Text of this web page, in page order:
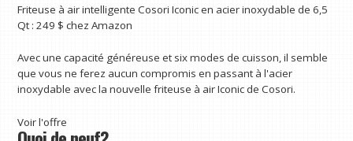
Friteuse à air intelligente Cosori Iconic en acier inoxydable de 6,5
Qt : 249 $ chez Amazon
Avec une capacité généreuse et six modes de cuisson, il semble
que vous ne ferez aucun compromis en passant à l'acier
inoxydable avec la nouvelle friteuse à air Iconic de Cosori.
Voir l'offre